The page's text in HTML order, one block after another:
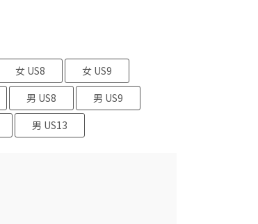
女 US8
女 US9
男 US8
男 US9
男 US13